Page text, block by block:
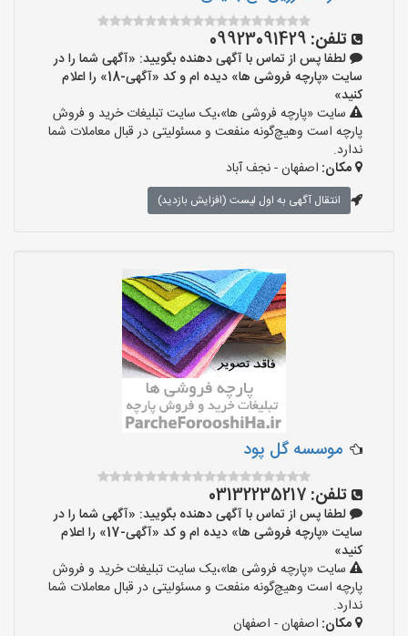
تلفن: 09923091429
لطفا پس از تماس با آگهی دهنده بگویید: «آگهی شما را در
سایت «پارچه فروشی ها» دیده ام و کد «آگهی-18» را اعلام
کنید»
سایت «پارچه فروشی ها»،یک سایت تبلیغات خرید و فروش
پارچه است وهیچ‌گونه منفعت و مسئولیتی در قبال معاملات شما
ندارد.
مکان: اصفهان - نجف‌ آباد
انتقال آگهی به اول لیست (افزایش بازدید)
موسسه گل پود
تلفن: 03132235217
لطفا پس از تماس با آگهی دهنده بگویید: «آگهی شما را در
سایت «پارچه فروشی ها» دیده ام و کد «آگهی-17» را اعلام
کنید»
سایت «پارچه فروشی ها»،یک سایت تبلیغات خرید و فروش
پارچه است وهیچ‌گونه منفعت و مسئولیتی در قبال معاملات شما
ندارد.
مکان: اصفهان - اصفهان